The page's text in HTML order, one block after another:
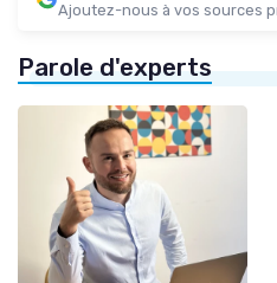
Ajoutez-nous à vos sources
Parole d'experts